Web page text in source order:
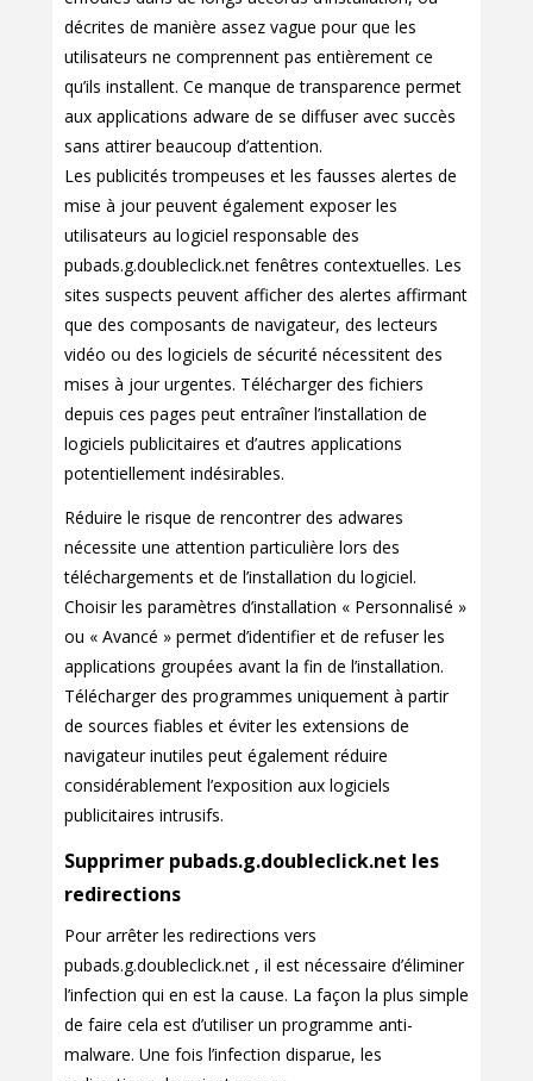
décrites de manière assez vague pour que les
utilisateurs ne comprennent pas entièrement ce
qu’ils installent. Ce manque de transparence permet
aux applications adware de se diffuser avec succès
sans attirer beaucoup d’attention.
Les publicités trompeuses et les fausses alertes de
mise à jour peuvent également exposer les
utilisateurs au logiciel responsable des
pubads.g.doubleclick.net fenêtres contextuelles. Les
sites suspects peuvent afficher des alertes affirmant
que des composants de navigateur, des lecteurs
vidéo ou des logiciels de sécurité nécessitent des
mises à jour urgentes. Télécharger des fichiers
depuis ces pages peut entraîner l’installation de
logiciels publicitaires et d’autres applications
potentiellement indésirables.
Réduire le risque de rencontrer des adwares
nécessite une attention particulière lors des
téléchargements et de l’installation du logiciel.
Choisir les paramètres d’installation « Personnalisé »
ou « Avancé » permet d’identifier et de refuser les
applications groupées avant la fin de l’installation.
Télécharger des programmes uniquement à partir
de sources fiables et éviter les extensions de
navigateur inutiles peut également réduire
considérablement l’exposition aux logiciels
publicitaires intrusifs.
Supprimer pubads.g.doubleclick.net les
redirections
Pour arrêter les redirections vers
pubads.g.doubleclick.net , il est nécessaire d’éliminer
l’infection qui en est la cause. La façon la plus simple
de faire cela est d’utiliser un programme anti-
malware. Une fois l’infection disparue, les